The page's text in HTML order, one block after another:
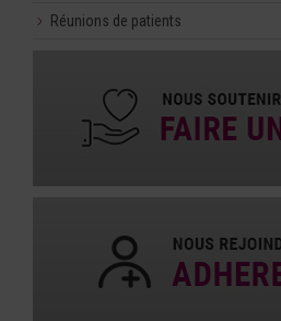
Réunions de patients